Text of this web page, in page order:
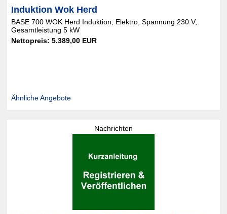
Induktion Wok Herd
BASE 700 WOK Herd Induktion, Elektro, Spannung 230 V,
Gesamtleistung 5 kW
Nettopreis: 5.389,00 EUR
Ähnliche Angebote
Nachrichten